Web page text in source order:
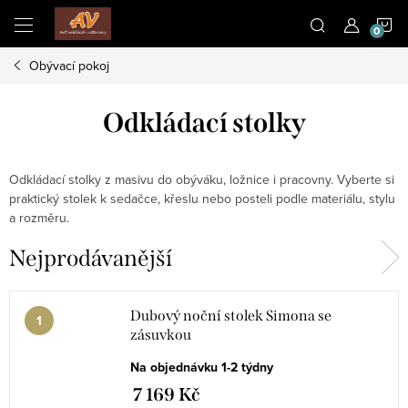
obsah
Obývací pokoj
Odkládací stolky
Odkládací stolky z masivu do obýváku, ložnice i pracovny. Vyberte si
praktický stolek k sedačce, křeslu nebo posteli podle materiálu, stylu
a rozměru.
Nejprodávanější
Dubový noční stolek Simona se
zásuvkou
Na objednávku 1-2 týdny
7 169 Kč